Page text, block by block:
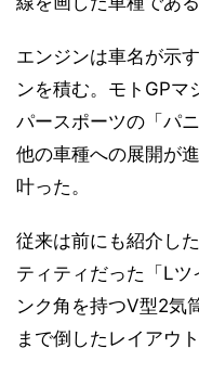
エンジンは車名が示
ンを積む。モトGPマ
パースポーツの「パ
他の車種への展開が
叶った。
従来は前にも紹介し
ティティだった「L
ンク角を持つV型2気
まで倒したレイアウト